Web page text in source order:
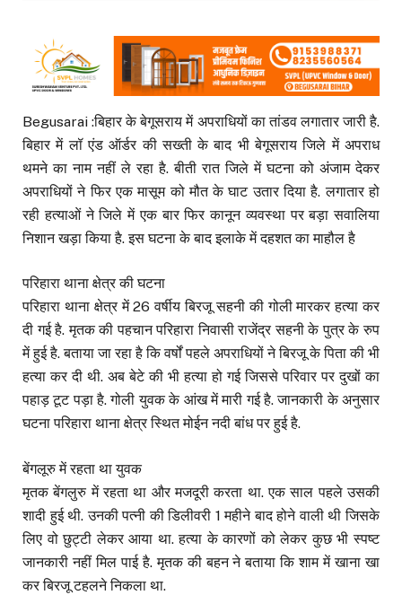
Begusarai :बिहार के बेगूसराय में अपराधियों का तांडव लगातार जारी है.
बिहार में लॉ एंड ऑर्डर की सख्ती के बाद भी बेगूसराय जिले में अपराध
थमने का नाम नहीं ले रहा है. बीती रात जिले में घटना को अंजाम देकर
अपराधियों ने फिर एक मासूम को मौत के घाट उतार दिया है. लगातार हो
रही हत्याओं ने जिले में एक बार फिर कानून व्यवस्था पर बड़ा सवालिया
निशान खड़ा किया है. इस घटना के बाद इलाके में दहशत का माहौल है
परिहारा थाना क्षेत्र की घटना
परिहारा थाना क्षेत्र में 26 वर्षीय बिरजू सहनी की गोली मारकर हत्या कर
दी गई है. मृतक की पहचान परिहारा निवासी राजेंद्र सहनी के पुत्र के रुप
में हुई है. बताया जा रहा है कि वर्षों पहले अपराधियों ने बिरजू के पिता की भी
हत्या कर दी थी. अब बेटे की भी हत्या हो गई जिससे परिवार पर दुखों का
पहाड़ टूट पड़ा है. गोली युवक के आंख में मारी गई है. जानकारी के अनुसार
घटना परिहारा थाना क्षेत्र स्थित मोईन नदी बांध पर हुई है.
बेंगलूरु में रहता था युवक
मृतक बेंगलुरु में रहता था और मजदूरी करता था. एक साल पहले उसकी
शादी हुई थी. उनकी पत्नी की डिलीवरी 1 महीने बाद होने वाली थी जिसके
लिए वो छुट्टी लेकर आया था. हत्या के कारणों को लेकर कुछ भी स्पष्ट
जानकारी नहीं मिल पाई है. मृतक की बहन ने बताया कि शाम में खाना खा
कर बिरजू टहलने निकला था.